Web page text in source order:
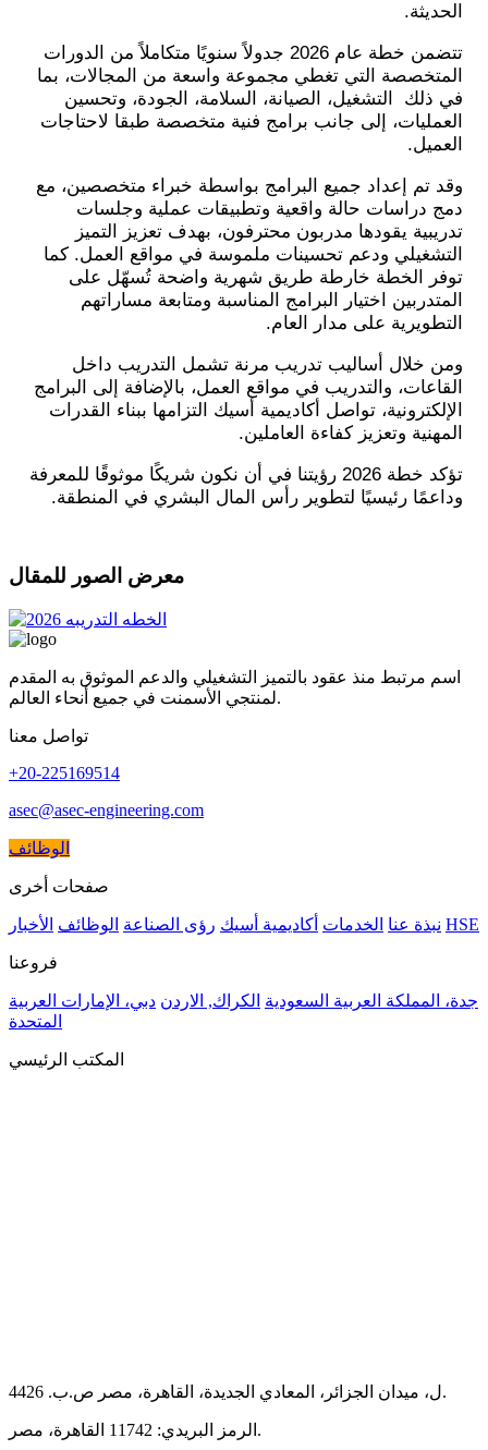
الحديثة.
تتضمن خطة عام 2026 جدولاً سنويًا متكاملاً من الدورات
المتخصصة التي تغطي مجموعة واسعة من المجالات، بما
في ذلك التشغيل، الصيانة، السلامة، الجودة، وتحسين
العمليات، إلى جانب برامج فنية متخصصة طبقا لاحتاجات
العميل.
وقد تم إعداد جميع البرامج بواسطة خبراء متخصصين، مع
دمج دراسات حالة واقعية وتطبيقات عملية وجلسات
تدريبية يقودها مدربون محترفون، بهدف تعزيز التميز
التشغيلي ودعم تحسينات ملموسة في مواقع العمل. كما
توفر الخطة خارطة طريق شهرية واضحة تُسهّل على
المتدربين اختيار البرامج المناسبة ومتابعة مساراتهم
التطويرية على مدار العام.
ومن خلال أساليب تدريب مرنة تشمل التدريب داخل
القاعات، والتدريب في مواقع العمل، بالإضافة إلى البرامج
الإلكترونية، تواصل أكاديمية أسيك التزامها ببناء القدرات
المهنية وتعزيز كفاءة العاملين.
تؤكد خطة 2026 رؤيتنا في أن نكون شريكًا موثوقًا للمعرفة
وداعمًا رئيسيًا لتطوير رأس المال البشري في المنطقة.
معرض الصور للمقال
اسم مرتبط منذ عقود بالتميز التشغيلي والدعم الموثوق به المقدم
لمنتجي الأسمنت في جميع أنحاء العالم.
تواصل معنا
+20-225169514
asec@asec-engineering.com
الوظائف
صفحات أخرى
نبذة عنا الخدمات أكاديمية أسيك رؤى الصناعة الوظائف الأخبار HSE
فروعنا
جدة، المملكة العربية السعودية الكراك, الاردن دبي، الإمارات العربية
المتحدة
المكتب الرئيسي
44ل، ميدان الجزائر، المعادي الجديدة، القاهرة، مصر ص.ب. 26.
الرمز البريدي: 11742 القاهرة، مصر.